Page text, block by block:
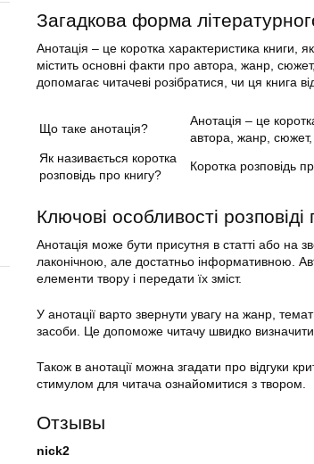
Загадкова форма
Анотація – це коротка характеристика книги,
містить основні факти про автора, жанр,
допомагає читачеві розібратися, чи ця книга
Що таке анотація?
Анотація – це
автора, жанр, сюжет,
Як називається коротка
розповідь про книгу?
Коротка розповідь
Ключові особливості розповіді
Анотація може бути присутня в статті або на
лаконічною, але достатньо інформативною.
елементи твору і передати їх зміст.
У анотації варто звернути увагу на жанр,
засоби. Це допоможе читачу швидко
Також в анотації можна згадати про відгуки
стимулом для читача ознайомитися з твором.
Отзывы
nick2